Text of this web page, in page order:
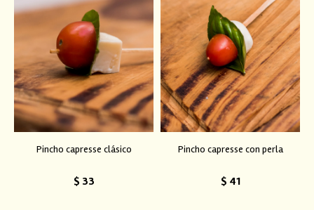
Pincho capresse clásico
$ 33
Pincho capresse con perla
$ 41